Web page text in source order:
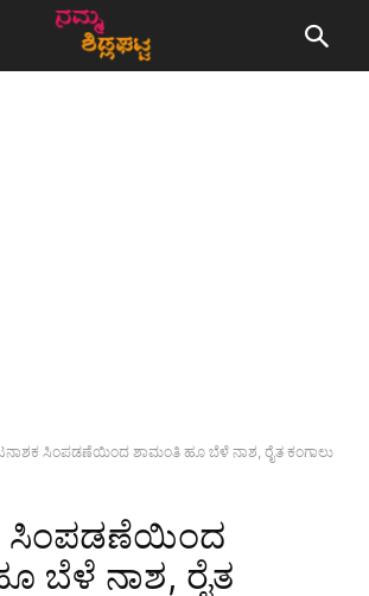
ಸಿಂಪಡಣೆಯಿಂದ ಶಾಮಂತಿ ಹೂ ಬೆಳೆ ನಾಶ, ರೈತ ಕಂಗಾಲು
ಸಿಂಪಡಣೆಯಿಂದ
ಬೆಳೆ ನಾಶ, ರೈತ